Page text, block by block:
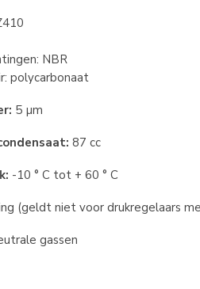
NBR
polycarbonaat
5 µm
87 cc
-10 ° C tot + 60 ° C
(geldt niet voor drukregelaars
gassen